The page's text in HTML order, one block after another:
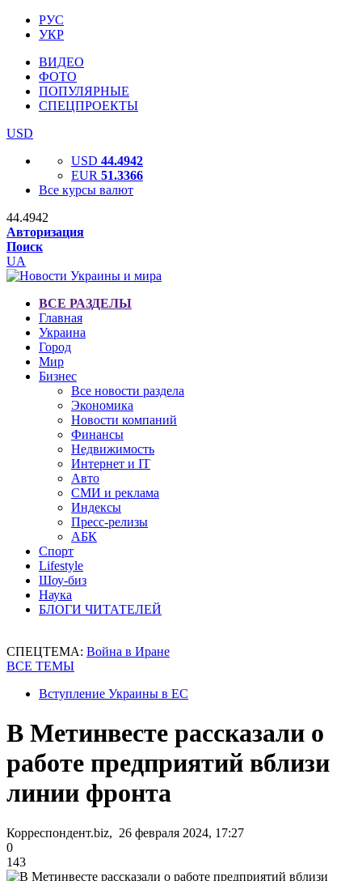
РУС
УКР
ВИДЕО
ФОТО
ПОПУЛЯРНЫЕ
СПЕЦПРОЕКТЫ
USD
USD 44.4942
EUR 51.3366
Все курсы валют
44.4942
Авторизация
Поиск
UA
ВСЕ РАЗДЕЛЫ
Главная
Украина
Город
Мир
Бизнес
Все новости раздела
Экономика
Новости компаний
Финансы
Недвижимость
Интернет и IT
Авто
СМИ и реклама
Индексы
Пресс-релизы
АБК
Спорт
Lifestyle
Шоу-биз
Наука
БЛОГИ ЧИТАТЕЛЕЙ
СПЕЦТЕМА: Война в Иране
ВСЕ ТЕМЫ
Вступление Украины в ЕС
В Метинвесте рассказали о
работе предприятий вблизи
линии фронта
Корреспондент.biz, 26 февраля 2024, 17:27
0
143